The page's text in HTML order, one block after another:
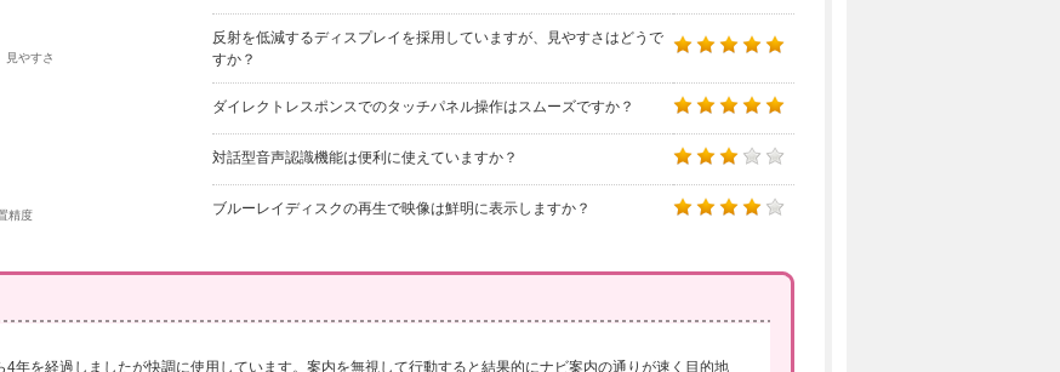
反射を低減するディスプレイを採用していますが、見やすさはどうで
すか？
ダイレクトレスポンスでのタッチパネル操作はスムーズですか？
対話型音声認識機能は便利に使えていますか？
ブルーレイディスクの再生で映像は鮮明に表示しますか？
4年を経過しましたが快調に使用しています。案内を無視して行動すると結果的にナビ案内の通りが速く目的地